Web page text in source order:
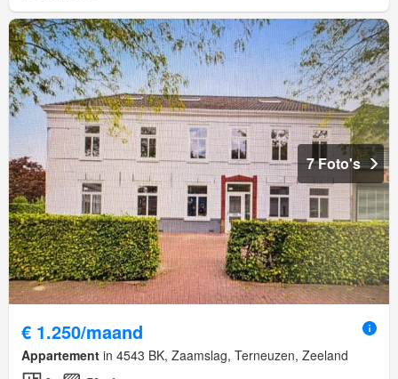
7 Foto's
€ 1.250/maand
Appartement in 4543 BK, Zaamslag, Terneuzen, Zeeland